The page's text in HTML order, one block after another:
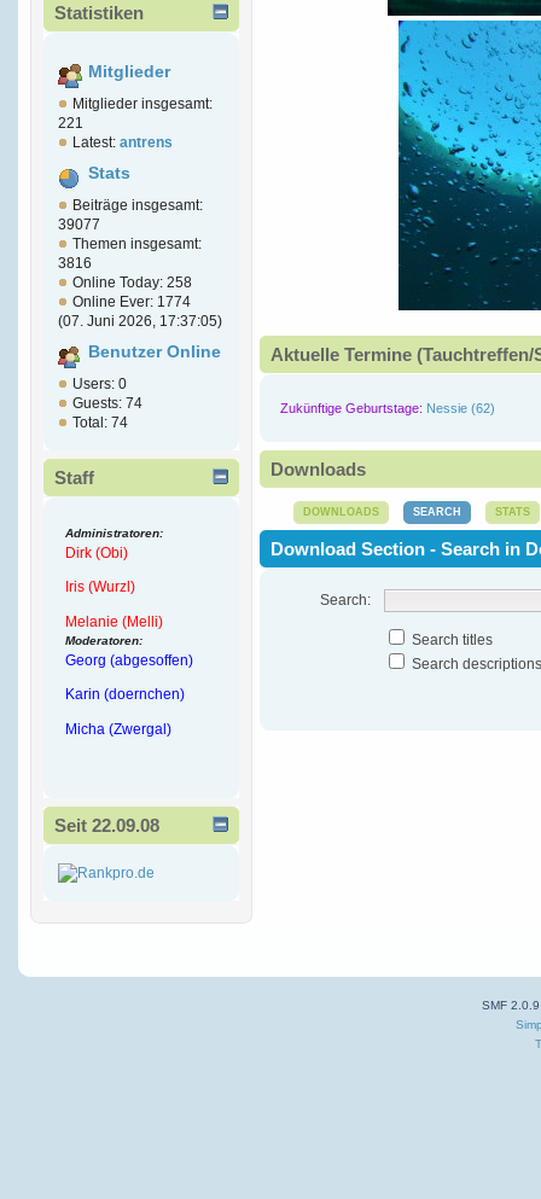
Statistiken
Mitglieder
Mitglieder insgesamt:
221
Latest: antrens
Stats
Beiträge insgesamt:
39077
Themen insgesamt:
3816
Online Today: 258
Online Ever: 1774
(07. Juni 2026, 17:37:05)
Benutzer Online
Users: 0
Guests: 74
Total: 74
Staff
Administratoren:
Dirk (Obi)
Iris (Wurzl)
Melanie (Melli)
Moderatoren:
Georg (abgesoffen)
Karin (doernchen)
Micha (Zwergal)
Seit 22.09.08
Aktuelle Termine
Zukünftige Geburtstage: Nessie (62)
Downloads
DOWNLOADS SEARCH STATS
Download Section - Search in
Search:
Search titles
Search descriptions
SMF 2.0.9